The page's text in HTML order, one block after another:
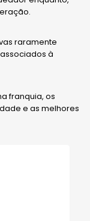
raramente
à
franquia, os
e as melhores